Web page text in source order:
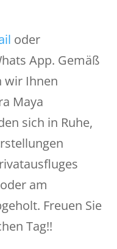
oder
App. Gemäß
wir Ihnen
Maya
sich in Ruhe,
am
Freuen Sie
Tag!!